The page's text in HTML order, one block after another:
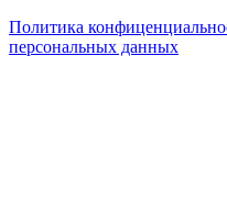
Политика
персональных данных